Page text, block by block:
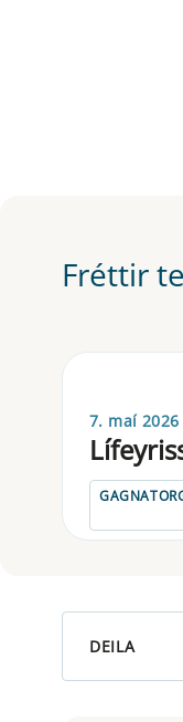
Fréttir
7. maí 2026
DEILA